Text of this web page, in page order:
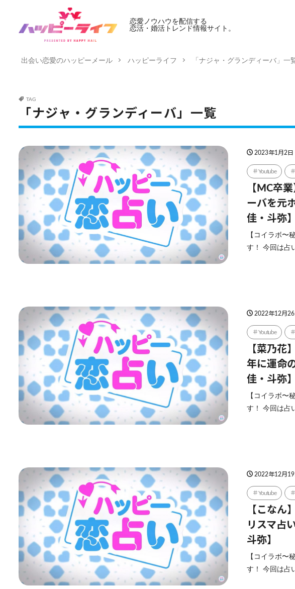
恋愛ノウハウを配信する
恋活・婚活トレンド情報サイト。
出会い恋愛のハッピーメール ハッピーライフ 「ナジャ・グランディーバ」一
TAG
「ナジャ・グランディーバ」一覧
2023年1月2日
Youtube
【MC卒
ーバを元
佳・斗弥】
【コイラボ〜
す！ 今回は占
2022年12月26
Youtube
【菜乃花
年に運命
佳・斗弥】
【コイラボ〜
す！ 今回は占
2022年12月19
Youtube
【こなん
リスマ占
斗弥】
【コイラボ〜
す！ 今回は占